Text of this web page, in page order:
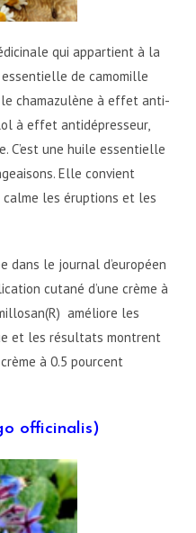
qui appartient à la
essentielle de camomille
chamazulène à effet anti-
à effet antidépresseur,
C’est une huile essentielle
Elle convient
les éruptions et les
dans le journal d’européen
cutané d’une crème à
améliore les
et les résultats montrent
à 0.5 pourcent
officinalis)